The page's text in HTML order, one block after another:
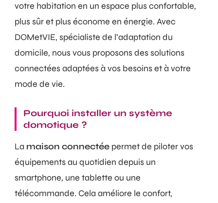
votre habitation en un espace plus confortable,
plus sûr et plus économe en énergie. Avec
DOMetVIE, spécialiste de l’adaptation du
domicile, nous vous proposons des solutions
connectées adaptées à vos besoins et à votre
mode de vie.
Pourquoi installer un système
domotique ?
La maison connectée permet de piloter vos
équipements au quotidien depuis un
smartphone, une tablette ou une
télécommande. Cela améliore le confort,